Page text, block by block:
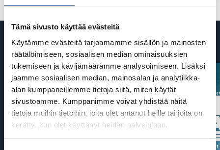
Tämä sivusto käyttää evästeitä
Käytämme evästeitä tarjoamamme sisällön ja mainosten
räätälöimiseen, sosiaalisen median ominaisuuksien
tukemiseen ja kävijämäärämme analysoimiseen. Lisäksi
jaamme sosiaalisen median, mainosalan ja analytiikka-
alan kumppaneillemme tietoja siitä, miten käytät
sivustoamme. Kumppanimme voivat yhdistää näitä
tietoja muihin tietoihin, joita olet antanut heille tai joita on
kerätty, kun olet käyttänyt heidän palvelujaan.
Tulossa